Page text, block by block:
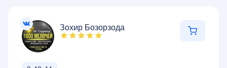
Зохир Бозорзода